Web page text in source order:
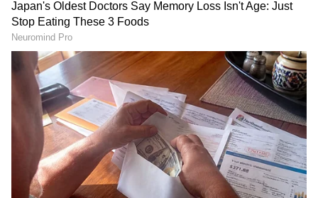
ವಿಚಾರಗಳ ಸಮ್ಮಿಲನವೇ ಚಿತ್ರ. ಸಂಗೀತವು ತುಂಬಾ
ಮಧುರವಾಗಿದೆ, ಅದು ನಿಮ್ಮನ್ನು ಕೊನೆಯವರೆಗೂ
ಹಿಡಿದಿಟ್ಟುಕೊಳ್ಳುತ್ತದೆ. ಚಿತ್ರದಲ್ಲಿ ಖಂಡಿತಾ ಕೆಲವು ತಪ್ಪುಗಳಿವೆ.
ಅದರಲ್ಲೂ ಡೈಲಾಗ್‌ಗಳಲ್ಲಿ ಪರ್ಷಿಯನ್/ಉರ್ದು ಪದಗಳ
ಹೊಂದಾಣಿಕೆಯೂ ಇದ್ದು ಇದು ಬಹುಬೇಗ ಗೊತ್ತಾಗುತ್ತದೆ.
ನಿರ್ದೇಶಕರು ಅದನ್ನು ತಪ್ಪಿಸಬೇಕಿತ್ತು. ರಾವಣ ಮತ್ತು ಲಂಕಾ
ಕಾಲ್ಪನಿಕ ಪಾತ್ರದಂತೆ ಕಾಣುತ್ತದೆ.
ರಾವಣ ಮತ್ತು ವಿಭೀಷಣ ಒಟ್ಟಿಗೆ ಕುಳಿತು ಮದ್ಯ ಸೇವಿಸುವ
RECOMMENDED STORIES